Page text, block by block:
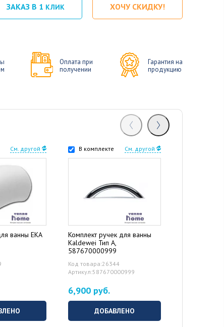
ЗАКАЗ В 1 КЛИК ХОЧУ СКИДКУ!
Оплата при
получении
Гарантия на
продукцию
См. другой
ванны EKA
В комплекте См. другой
Комплект ручек для ванны
Kaldewei Тип A,
587670000999
Код товара:26344
Артикул:587670000999
6,900 руб.
ДОБАВЛЕНО